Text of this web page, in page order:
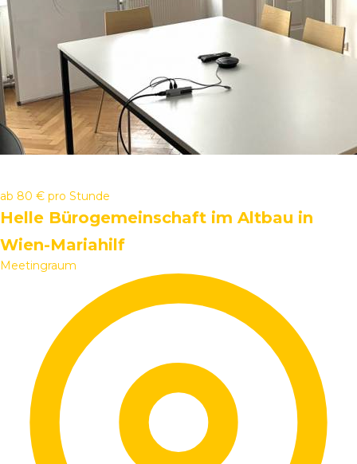
ab 80 € pro Stunde
Helle Bürogemeinschaft im Altbau in
Wien-Mariahilf
Meetingraum